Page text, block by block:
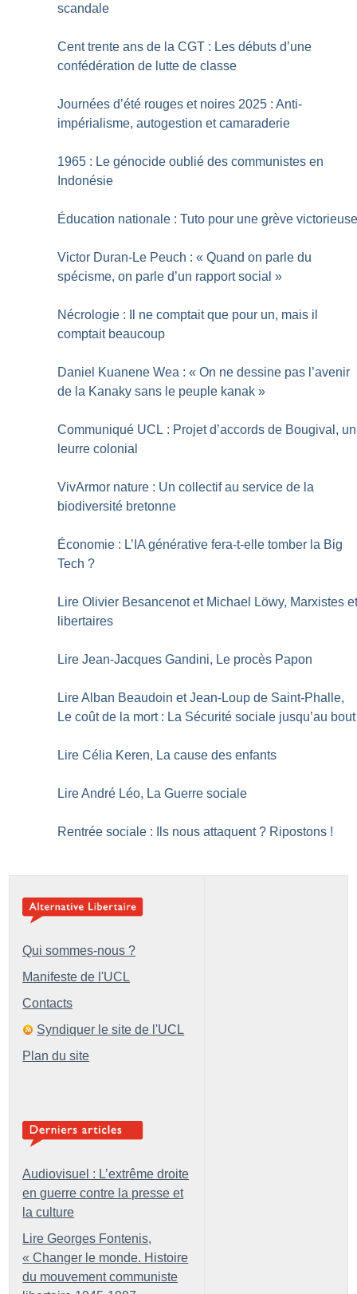
scandale
Cent trente ans de la CGT : Les débuts d’une
confédération de lutte de classe
Journées d’été rouges et noires 2025 : Anti-
impérialisme, autogestion et camaraderie
1965 : Le génocide oublié des communistes en
Indonésie
Éducation nationale : Tuto pour une grève
Victor Duran-Le Peuch : « Quand on parle du
spécisme, on parle d’un rapport social »
Nécrologie : Il ne comptait que pour un, mais il
comptait beaucoup
Daniel Kuanene Wea : « On ne dessine pas l’avenir
de la Kanaky sans le peuple kanak »
Communiqué UCL : Projet d’accords de Bougival, un
leurre colonial
VivArmor nature : Un collectif au service de la
biodiversité bretonne
Économie : L’IA générative fera-t-elle tomber la Big
Tech ?
Lire Olivier Besancenot et Michael Löwy, Marxistes
libertaires
Lire Jean-Jacques Gandini, Le procès Papon
Lire Alban Beaudoin et Jean-Loup de Saint-Phalle,
Le coût de la mort : La Sécurité sociale jusqu’au bout
Lire Célia Keren, La cause des enfants
Lire André Léo, La Guerre sociale
Rentrée sociale : Ils nous attaquent ? Ripostons !
Qui sommes-nous ?
Manifeste de l'UCL
Contacts
Syndiquer le site de l'UCL
Plan du site
Audiovisuel : L’extrême droite
en guerre contre la presse et
la culture
Lire Georges Fontenis,
« Changer le monde. Histoire
du mouvement communiste